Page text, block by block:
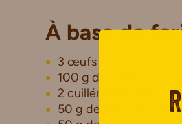
À base de
3 œufs
100 g de sucre
2 cuillérées à soupe
50 g de farine de